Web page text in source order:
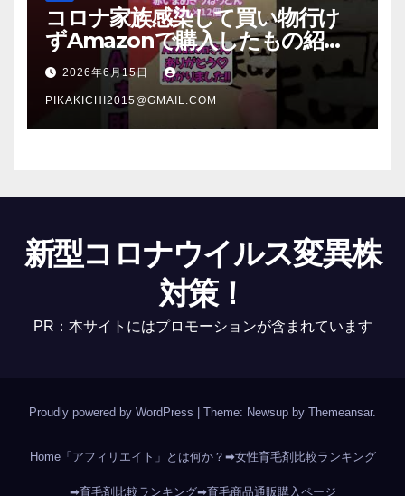
コロナ家族感染して買い物行け
ずAmazonで購入したもの紹
介 #Shorts
2026年6月15日
PIKAKICHI2015@GMAIL.COM
新型コロナウイルス変異株
対策！
PR：本サイトにはプロモーションが含まれています
Proudly powered by WordPress Theme: Newsup by Themeansar.
Home「アフィリエイト」とは何か？ ➡女性育毛剤比較ランキング
➡育毛剤比較ランキング➡育毛商品通販購入ページ